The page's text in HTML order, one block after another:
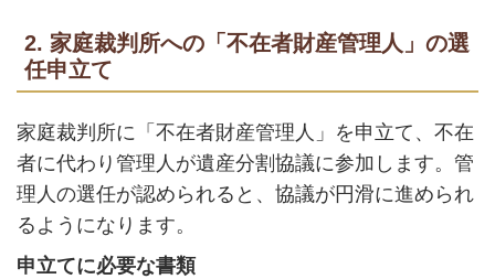
2. 家庭裁判所への「不在者財産管理人」の選
任申立て
家庭裁判所に「不在者財産管理人」を申立て、不在
者に代わり管理人が遺産分割協議に参加します。管
理人の選任が認められると、協議が円滑に進められ
るようになります。
申立てに必要な書類